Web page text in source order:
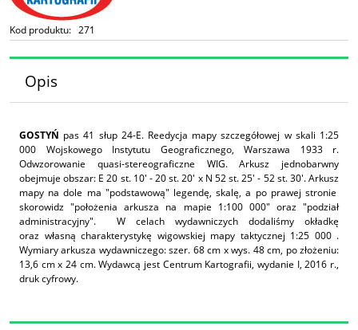
Kod produktu: 271
Opis
GOSTYŃ pas 41 słup 24-E. Reedycja mapy szczegółowej w skali 1:25
000 Wojskowego Instytutu Geograficznego, Warszawa 1933 r.
Odwzorowanie quasi-stereograficzne WIG. Arkusz jednobarwny
obejmuje obszar: E 20 st. 10' - 20 st. 20' x N 52 st. 25' - 52 st. 30'. Arkusz
mapy na dole ma "podstawową" legendę, skalę, a po prawej stronie
skorowidz "położenia arkusza na mapie 1:100 000" oraz "podział
administracyjny". W celach wydawniczych dodaliśmy okładkę
oraz własną charakterystykę wigowskiej mapy taktycznej 1:25 000 .
Wymiary arkusza wydawniczego: szer. 68 cm x wys. 48 cm, po złożeniu:
13,6 cm x 24 cm. Wydawcą jest Centrum Kartografii, wydanie I, 2016 r.,
druk cyfrowy.